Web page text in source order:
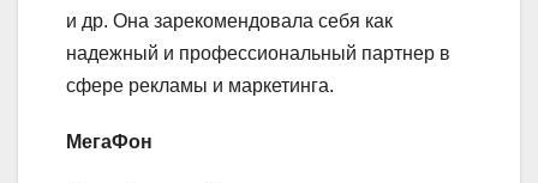
и др. Она зарекомендовала себя как
надежный и профессиональный партнер в
сфере рекламы и маркетинга.
МегаФон